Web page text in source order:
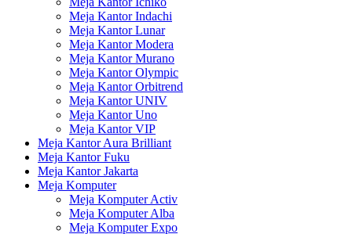
Meja Kantor Indachi
Meja Kantor Lunar
Meja Kantor Modera
Meja Kantor Murano
Meja Kantor Olympic
Meja Kantor Orbitrend
Meja Kantor UNIV
Meja Kantor Uno
Meja Kantor VIP
Meja Kantor Aura Brilliant
Meja Kantor Fuku
Meja Kantor Jakarta
Meja Komputer
Meja Komputer Activ
Meja Komputer Alba
Meja Komputer Expo